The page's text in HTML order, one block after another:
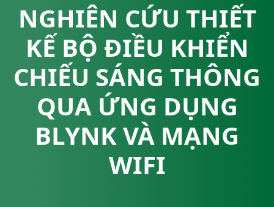
NGHIÊN CỨU THIẾT
KẾ BỘ ĐIỀU KHIỂN
CHIẾU SÁNG THÔNG
QUA ỨNG DỤNG
BLYNK VÀ MẠNG
WIFI